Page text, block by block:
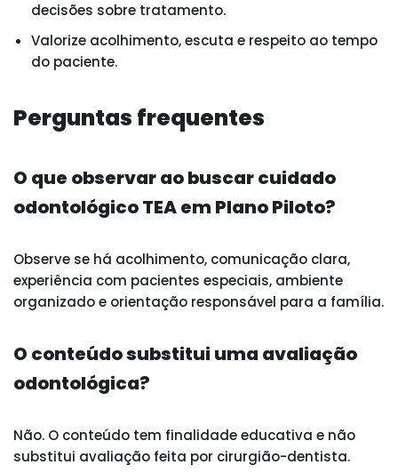
decisões sobre tratamento.
Valorize acolhimento, escuta e respeito ao tempo
do paciente.
Perguntas frequentes
O que observar ao buscar cuidado
odontológico TEA em Plano Piloto?
Observe se há acolhimento, comunicação clara,
experiência com pacientes especiais, ambiente
organizado e orientação responsável para a família.
O conteúdo substitui uma avaliação
odontológica?
Não. O conteúdo tem finalidade educativa e não
substitui avaliação feita por cirurgião-dentista.